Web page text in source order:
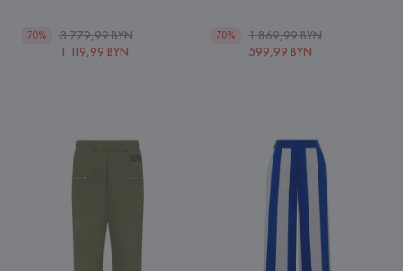
70%
3 779,99 BYN
1 119,99 BYN
70%
1 869,99 BYN
599,99 BYN